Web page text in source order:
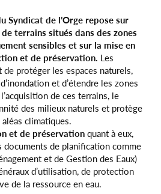
Syndicat de l’Orge repose sur
terrains situés dans des zones
sensibles et sur la mise en
et de préservation. Les
protéger les espaces naturels,
et d’étendre les zones
de ces terrains, le
des milieux naturels et protège
climatiques.
et de préservationquant à eux,
documents de planification comme
et de Gestion des Eaux)
d’utilisation, de protection
de la ressource en eau.